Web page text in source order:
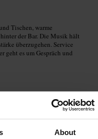
About
Tischen, warme
der Bar. Die Musik hält
überzugehen. Service
es um Gespräch und
möchten. Für Gruppen
zu probieren und sich zu